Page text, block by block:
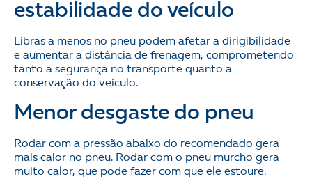
estabilidade do veículo
Libras a menos no pneu podem afetar a dirigibilidade
e aumentar a distância de frenagem, comprometendo
tanto a segurança no transporte quanto a
conservação do veículo.
Menor desgaste do pneu
Rodar com a pressão abaixo do recomendado gera
mais calor no pneu. Rodar com o pneu murcho gera
muito calor, que pode fazer com que ele estoure.